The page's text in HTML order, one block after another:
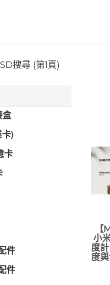
SD搜尋 (第1頁)
盒
卡)
卡
件
件
【
小
度
度